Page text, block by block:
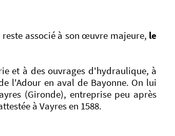
associé à son œuvre majeure, le
et à des ouvrages d'hydraulique, à
l'Adour en aval de Bayonne. On lui
(Gironde), entreprise peu après
à Vayres en 1588.